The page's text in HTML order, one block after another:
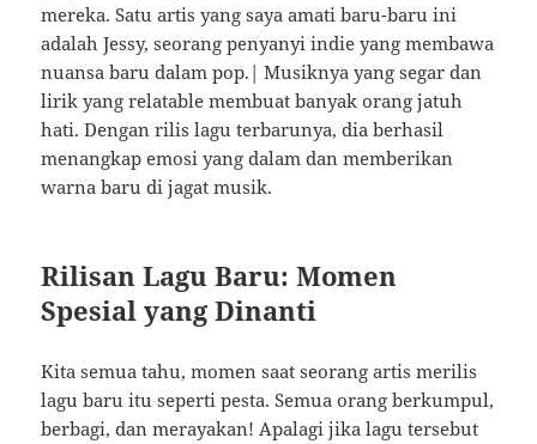
mereka. Satu artis yang saya amati baru-baru ini
adalah Jessy, seorang penyanyi indie yang membawa
nuansa baru dalam pop.| Musiknya yang segar dan
lirik yang relatable membuat banyak orang jatuh
hati. Dengan rilis lagu terbarunya, dia berhasil
menangkap emosi yang dalam dan memberikan
warna baru di jagat musik.
Rilisan Lagu Baru: Momen
Spesial yang Dinanti
Kita semua tahu, momen saat seorang artis merilis
lagu baru itu seperti pesta. Semua orang berkumpul,
berbagi, dan merayakan! Apalagi jika lagu tersebut